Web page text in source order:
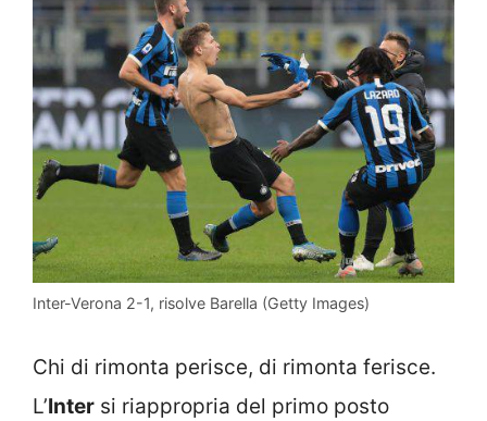
Inter-Verona 2-1, risolve Barella (Getty Images)
Chi di rimonta perisce, di rimonta ferisce.
L’Inter si riappropria del primo posto